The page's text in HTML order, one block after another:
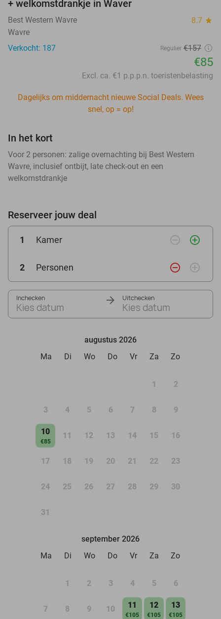
+ welkomstdrankje in Waver
Best Western Wavre 8.7 star
Wavre
Verkocht: 187
Regulier €157
€85
Excl. ca. €1 p.p.p.n. toeristenbelasting
Dagelijks om middernacht nieuwe Social Deals. Wees
snel, op = op!
In het kort
Voor 2 personen: zalige overnachting bij Best Western
Wavre, inclusief ontbijt, late check-out en een
welkomstdrankje
Reserveer jouw deal
1 Kamer remove_circle_outline add_circle_outline
2 Personen remove_circle_outline add_circle_outline
Inchecken
Kies datum
Uitchecken
Kies datum
augustus 2026
Ma
Di Wo Do Vr Za Zo
1 2
3 4 5 6 7 8 9
10
€85
11 12 13 14 15 16
17 18 19 20 21 22 23
24 25 26 27 28 29 30
31
september 2026
Ma
Di Wo Do Vr Za Zo
1 2 3 4 5 6
7 8 9 10 11
€105
12
€105
13
€105